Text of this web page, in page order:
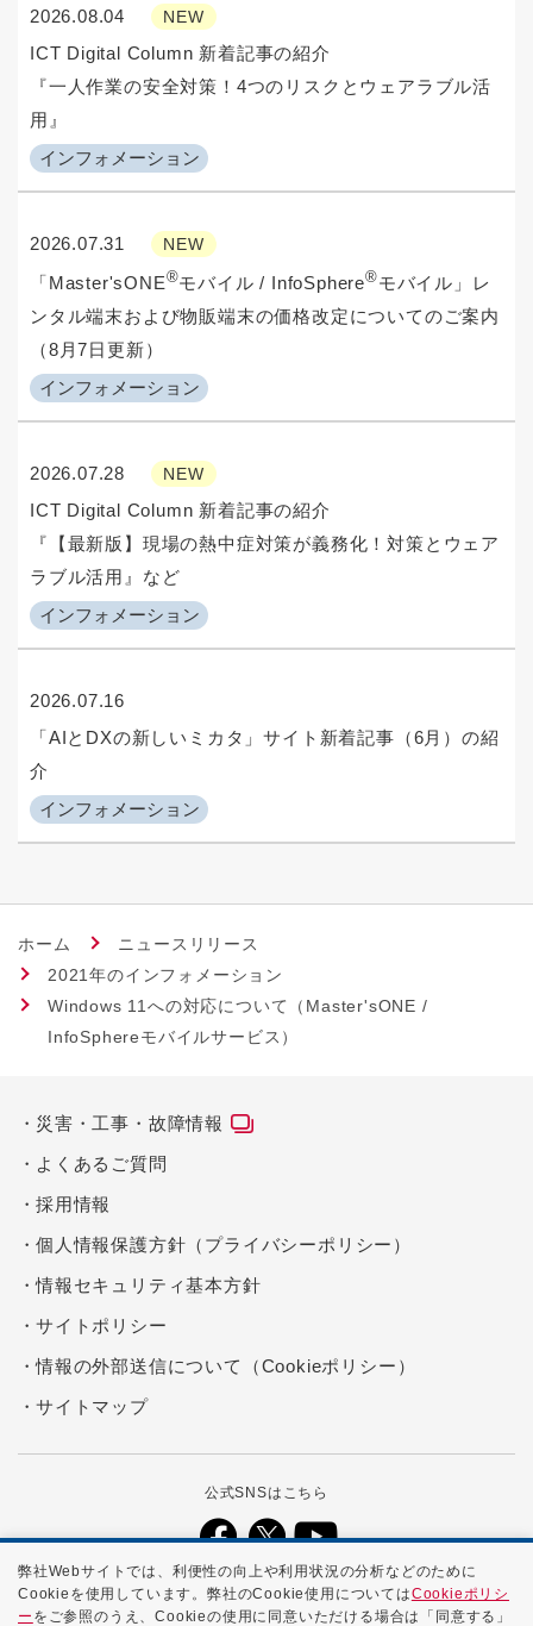
2026.08.04 NEW
インフォメーション
ICT Digital Column 新着記事の紹介
『一人作業の安全対策！4つのリスクとウェアラブル活
用』
2026.07.31 NEW
インフォメーション
「Master'sONE®モバイル / InfoSphere®モバイル」レ
ンタル端末および物販端末の価格改定についてのご案内
（8月7日更新）
2026.07.28 NEW
インフォメーション
ICT Digital Column 新着記事の紹介
『【最新版】現場の熱中症対策が義務化！対策とウェア
ラブル活用』など
2026.07.16
インフォメーション
「AIとDXの新しいミカタ」サイト新着記事（6月）の紹
介
ホーム
ニュースリリース
2021年のインフォメーション
Windows 11への対応について（Master'sONE /
InfoSphereモバイルサービス）
災害・工事・故障情報
よくあるご質問
採用情報
個人情報保護方針（プライバシーポリシー）
情報セキュリティ基本方針
サイトポリシー
情報の外部送信について（Cookieポリシー）
サイトマップ
公式SNSはこちら
本ホームページに記載する会社名、商品名、ブランド名などは、各社の
弊社Webサイトでは、利便性の向上や利用状況の分析などのために
Cookieを使用しています。弊社のCookie使用についてはCookieポリシ
ー をご参照のうえ、Cookieの使用に同意いただける場合は「同意する」